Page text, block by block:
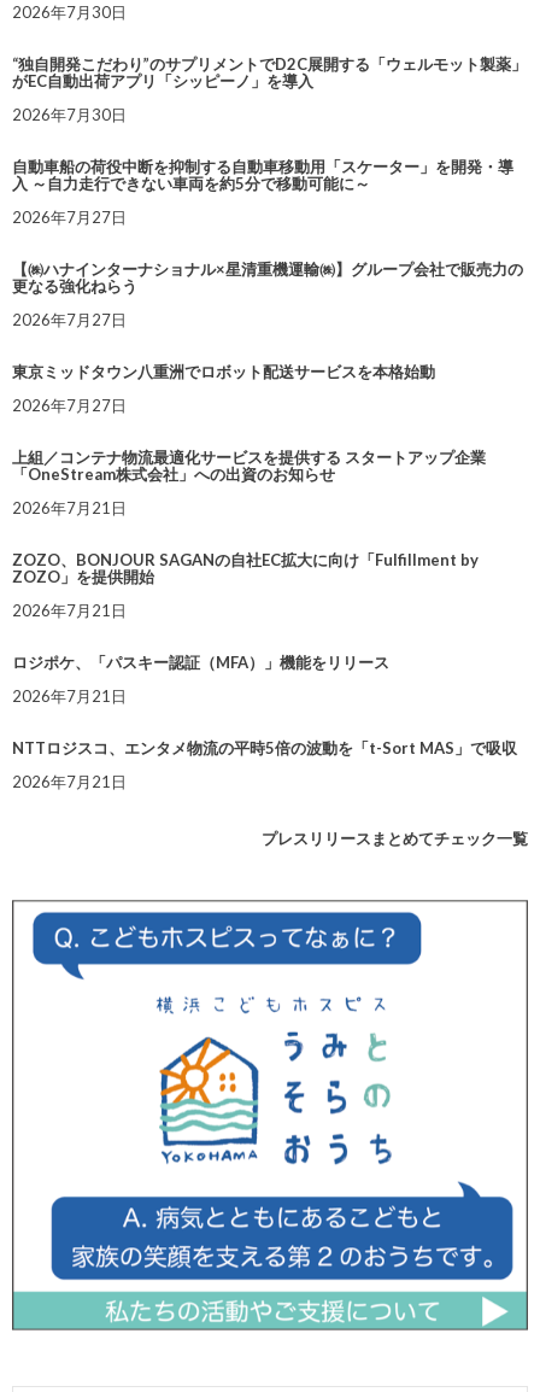
2026年7月30日
“独自開発こだわり”のサプリメントでD2C展開する「ウェルモット製薬」
がEC自動出荷アプリ「シッピーノ」を導入
2026年7月30日
自動車船の荷役中断を抑制する自動車移動用「スケーター」を開発・導
入 ～自力走行できない車両を約5分で移動可能に～
2026年7月27日
【㈱ハナインターナショナル×星清重機運輸㈱】グループ会社で販売力の
更なる強化ねらう
2026年7月27日
東京ミッドタウン八重洲でロボット配送サービスを本格始動
2026年7月27日
上組／コンテナ物流最適化サービスを提供する スタートアップ企業
「OneStream株式会社」への出資のお知らせ
2026年7月21日
ZOZO、BONJOUR SAGANの自社EC拡大に向け「Fulfillment by
ZOZO」を提供開始
2026年7月21日
ロジポケ、「パスキー認証（MFA）」機能をリリース
2026年7月21日
NTTロジスコ、エンタメ物流の平時5倍の波動を「t-Sort MAS」で吸収
2026年7月21日
プレスリリースまとめてチェック一覧